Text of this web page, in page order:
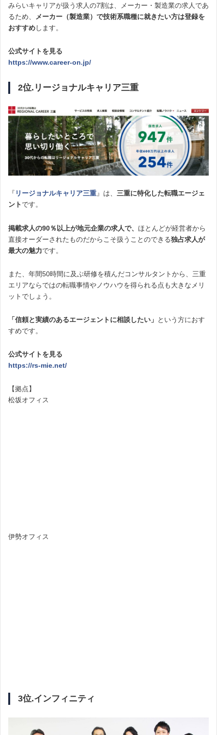
みらいキャリアが扱う求人の7割は、メーカー・製造業の求人であ
るため、
メーカー（製造業）で技術系職種に就きたい方は登録を
おすすめします。
公式サイトを見る
https://www.career-on.jp/
2位.リージョナルキャリア三重
『 リージョナルキャリア三重』は、 三重に特化した転職エージェ
ントです。
掲載求人の90％以上が地元企業の求人で、 ほとんどが経営者から
直接オーダーされたものだからこそ扱うことのできる独占求人が
最大の魅力です。
また、年間50時間に及ぶ研修を積んだコンサルタントから、三重
エリアならではの転職事情やノウハウを得られる点も大きなメリ
ットでしょう。
「信頼と実績のあるエージェントに相談したい」 という方におす
すめです。
公式サイトを見る
https://rs-mie.net/
【拠点】
松坂オフィス
伊勢オフィス
3位.インフィニティ